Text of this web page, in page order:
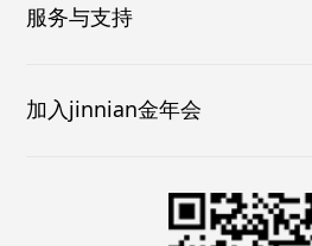
服务与支持
加入jinnian金年会